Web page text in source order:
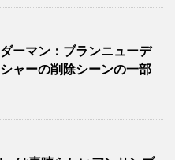
ーマン：ブランニューデ
ャーの削除シーンの一部